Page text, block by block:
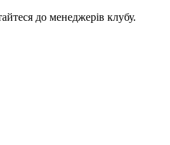
до менеджерів клубу.